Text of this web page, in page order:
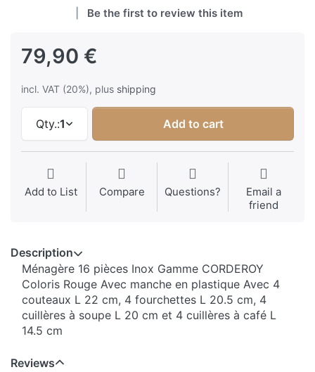
Be the first to review this item
79,90 €
incl. VAT (20%), plus shipping
Qty.:1 Add to cart
Add to List Compare Questions?
Email a
friend
Description
Ménagère 16 pièces Inox Gamme CORDEROY
Coloris Rouge Avec manche en plastique Avec 4
couteaux L 22 cm, 4 fourchettes L 20.5 cm, 4
cuillères à soupe L 20 cm et 4 cuillères à café L
14.5 cm
Reviews